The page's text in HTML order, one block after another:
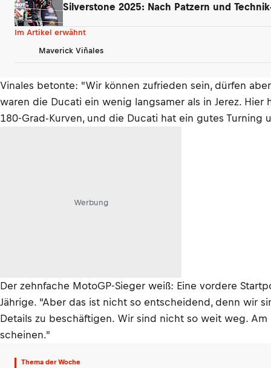
Silverstone 2025: Nach Patzern und
Im Artikel erwähnt
Maverick Viñales
Vinales betonte: "Wir können zufrieden sein, dürfen
waren die Ducati ein wenig langsamer als in Jerez.
180-Grad-Kurven, und die Ducati hat ein gutes Turning
Werbung
Der zehnfache MotoGP-Sieger weiß: Eine vordere
Jährige. "Aber das ist nicht so entscheidend, denn wir
Details zu beschäftigen. Wir sind nicht so weit weg.
scheinen."
Thema der Woche